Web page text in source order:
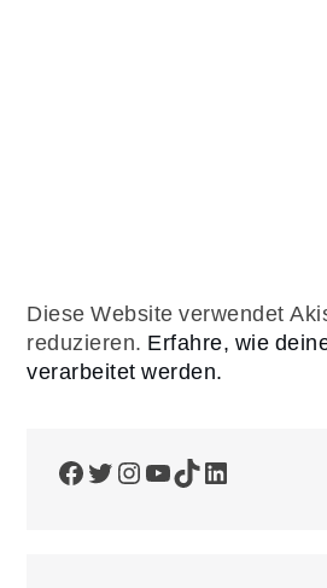
Diese Website verwendet
reduzieren. Erfahre, wie
verarbeitet werden.
Facebook
Twitter
Instagram
YouTube
TikTokLinkedIn